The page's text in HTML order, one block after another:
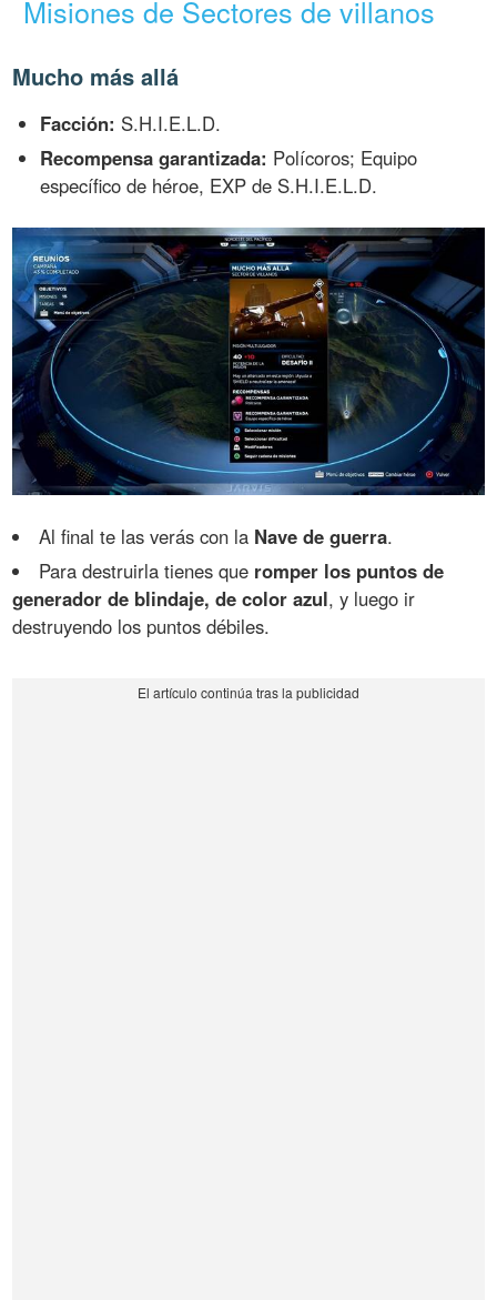
Misiones de Sectores de villanos
Mucho más allá
Facción: S.H.I.E.L.D.
Recompensa garantizada: Polícoros; Equipo
específico de héroe, EXP de S.H.I.E.L.D.
Al final te las verás con la Nave de guerra.
Para destruirla tienes que romper los puntos de
generador de blindaje, de color azul, y luego ir
destruyendo los puntos débiles.